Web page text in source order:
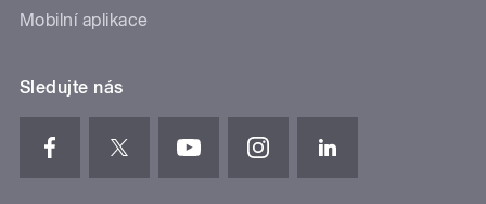
Mobilní aplikace
Sledujte nás